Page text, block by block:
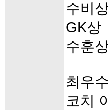
수비
GK상
수훈
최우
코치